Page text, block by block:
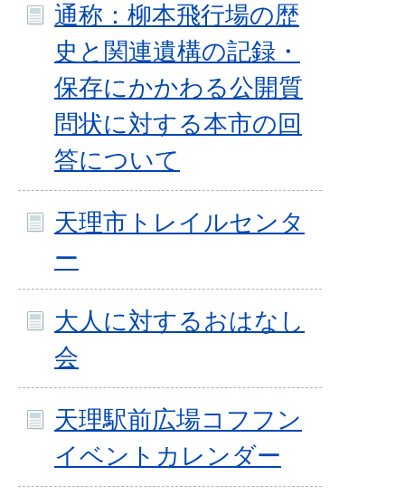
通称：柳本飛行場の歴
史と関連遺構の記録・
保存にかかわる公開質
問状に対する本市の回
答について
天理市トレイルセンタ
ー
大人に対するおはなし
会
天理駅前広場コフフン
イベントカレンダー